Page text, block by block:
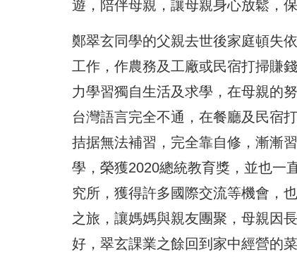
遊，陪伴母親，讓母親身心放鬆，
鄭翠玄同學的父親去世後家庭頓失
工作，作農務及工廠或民宿打掃賺
力學習獨自生活及求學，在母親的
台灣語言完全不通，在餐廳及民宿
拮据無法補習，完全靠自修，漸漸
學，榮獲2020總統教育獎，並也一
究所，獲得許多國際交流等機會，
之旅，讓媽媽與親友團聚，母親因
好，翠玄課業之餘回到家中經營的